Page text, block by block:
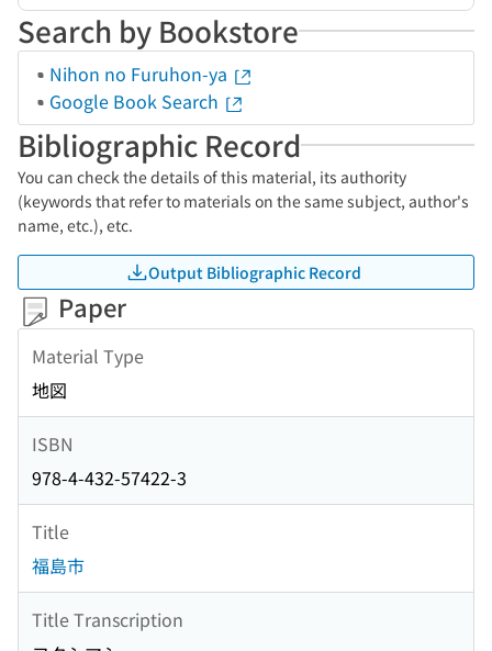
Search by Bookstore
Nihon no Furuhon-ya
Google Book Search
Bibliographic Record
You can check the details of this material, its authority
(keywords that refer to materials on the same subject, author's
name, etc.), etc.
Output Bibliographic Record
Paper
Material Type
地図
ISBN
978-4-432-57422-3
Title
福島市
Title Transcription